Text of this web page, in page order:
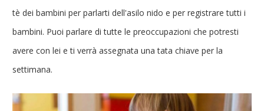
tè dei bambini per parlarti dell'asilo nido e per registrare tutti i
bambini. Puoi parlare di tutte le preoccupazioni che potresti
avere con lei e ti verrà assegnata una tata chiave per la
settimana.